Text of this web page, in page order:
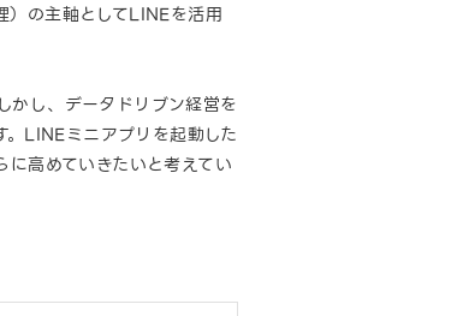
）の主軸としてLINEを活用
かし、データドリブン経営を
LINEミニアプリを起動した
高めていきたいと考えてい